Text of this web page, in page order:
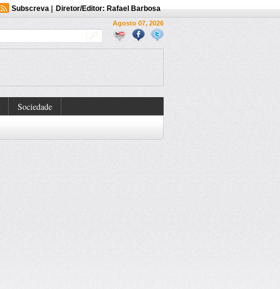
Subscreva| Diretor/Editor: Rafael Barbosa
Agosto 07, 2026
Sociedade